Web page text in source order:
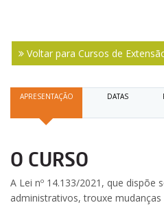
Voltar para Cursos de
APRESENTAÇÃO DATAS
O CURSO
A Lei nº 14.133/2021, que dispõe
administrativos, trouxe mudanças